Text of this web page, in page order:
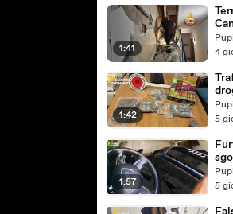
1:41
4
1:42
5
1:57
5